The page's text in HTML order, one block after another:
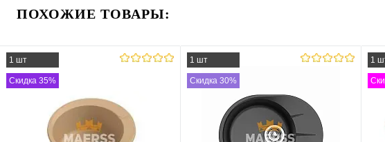
ПОХОЖИЕ ТОВАРЫ:
1 шт
Скидка 35%
1 шт
Скидка 30%
1